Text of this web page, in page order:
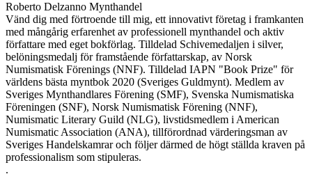
Roberto Delzanno Mynthandel
Vänd dig med förtroende till mig, ett innovativt företag i framkanten
med mångårig erfarenhet av professionell mynthandel och aktiv
författare med eget bokförlag. Tilldelad Schivemedaljen i silver,
belöningsmedalj för framstående författarskap, av Norsk
Numismatisk Förenings (NNF). Tilldelad IAPN "Book Prize" för
världens bästa myntbok 2020 (Sveriges Guldmynt). Medlem av
Sveriges Mynthandlares Förening (SMF), Svenska Numismatiska
Föreningen (SNF), Norsk Numismatisk Förening (NNF),
Numismatic Literary Guild (NLG), livstidsmedlem i American
Numismatic Association (ANA), tillförordnad värderingsman av
Sveriges Handelskamrar och följer därmed de högt ställda kraven på
professionalism som stipuleras.
.